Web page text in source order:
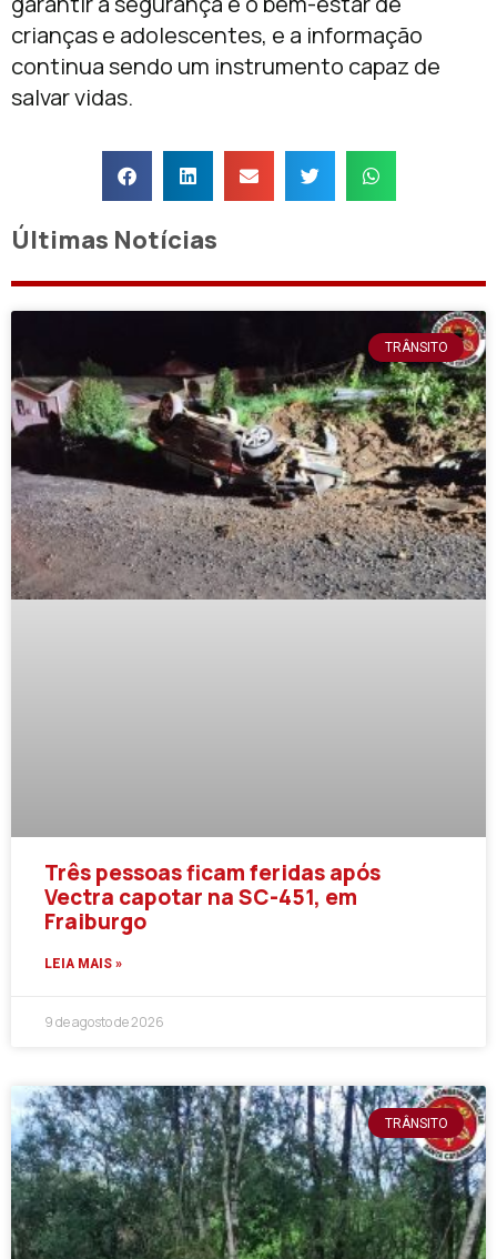
crianças e adolescentes, e a informação
continua sendo um instrumento capaz de
salvar vidas.
Últimas Notícias
TRÂNSITO
Três pessoas ficam feridas após
Vectra capotar na SC-451, em
Fraiburgo
LEIA MAIS »
9 de agosto de 2026
TRÂNSITO